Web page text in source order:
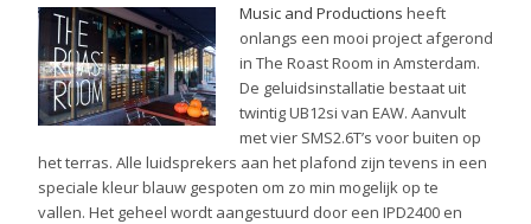
Music and Productions heeft
onlangs een mooi project afgerond
in The Roast Room in Amsterdam.
De geluidsinstallatie bestaat uit
twintig UB12si van EAW. Aanvult
met vier SMS2.6T’s voor buiten op
het terras. Alle luidsprekers aan het plafond zijn tevens in een
speciale kleur blauw gespoten om zo min mogelijk op te
vallen. Het geheel wordt aangestuurd door een IPD2400 en